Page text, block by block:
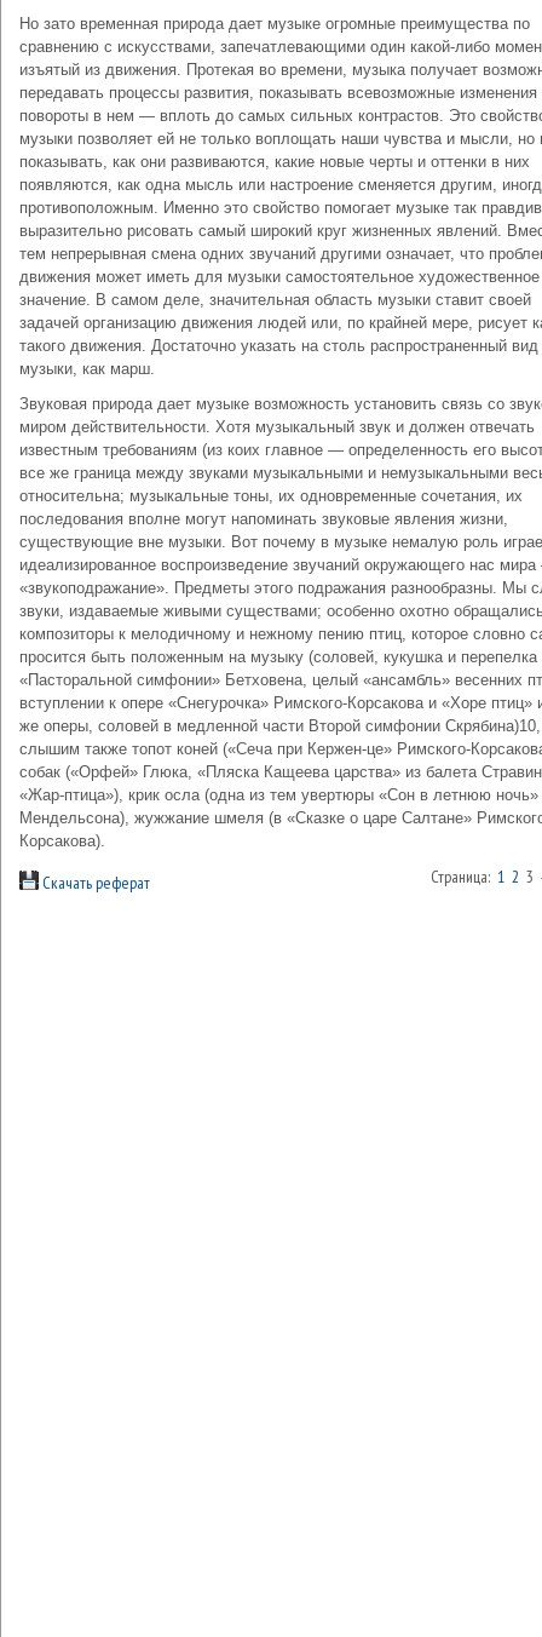
Но зато временная природа дает музыке огромные преимущества по
сравнению с искусствами, запечатлевающими один какой-либо
изъятый из движения. Протекая во времени, музыка получает
передавать процессы развития, показывать всевозможные изменения
повороты в нем — вплоть до самых сильных контрастов. Это
музыки позволяет ей не только воплощать наши чувства и мысли, но
показывать, как они развиваются, какие новые черты и оттенки в них
появляются, как одна мысль или настроение сменяется другим,
противоположным. Именно это свойство помогает музыке так
выразительно рисовать самый широкий круг жизненных явлений.
тем непрерывная смена одних звучаний другими означает, что
движения может иметь для музыки самостоятельное художественное
значение. В самом деле, значительная область музыки ставит своей
задачей организацию движения людей или, по крайней мере, рисует
такого движения. Достаточно указать на столь распространенный вид
музыки, как марш.
Звуковая природа дает музыке возможность установить связь со
миром действительности. Хотя музыкальный звук и должен отвечать
известным требованиям (из коих главное — определенность его
все же граница между звуками музыкальными и немузыкальными
относительна; музыкальные тоны, их одновременные сочетания, их
последования вполне могут напоминать звуковые явления жизни,
существующие вне музыки. Вот почему в музыке немалую роль
идеализированное воспроизведение звучаний окружающего нас
«звукоподражание». Предметы этого подражания разнообразны. Мы
звуки, издаваемые живыми существами; особенно охотно
композиторы к мелодичному и нежному пению птиц, которое словно
просится быть положенным на музыку (соловей, кукушка и перепелка
«Пасторальной симфонии» Бетховена, целый «ансамбль» весенних
вступлении к опере «Снегурочка» Римского-Корсакова и «Хоре птиц»
же оперы, соловей в медленной части Второй симфонии
слышим также топот коней («Сеча при Кержен-це» Римского-
собак («Орфей» Глюка, «Пляска Кащеева царства» из балета
«Жар-птица»), крик осла (одна из тем увертюры «Сон в летнюю ночь»
Мендельсона), жужжание шмеля (в «Сказке о царе Салтане»
Корсакова).
Скачать реферат Страница: 1 2 3